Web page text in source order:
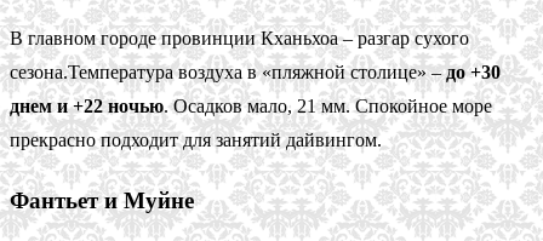
В главном городе провинции Кханьхоа – разгар сухого
сезона.Температура воздуха в «пляжной столице» –до +30
днем и +22 ночью. Осадков мало, 21 мм. Спокойное море
прекрасно подходит для занятий дайвингом.
Фантьет и Муйне